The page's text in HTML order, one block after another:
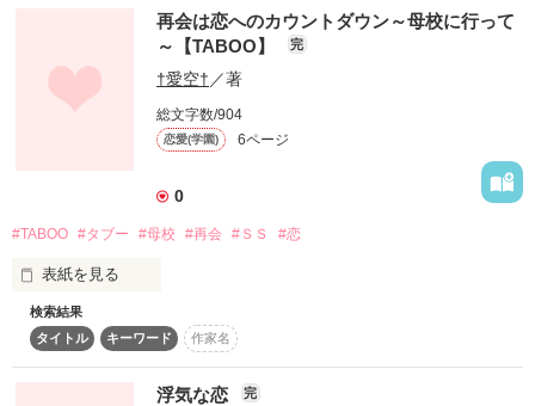
作品を読む
「タブー～秘密の恋～」参加作品
テーマは
「彼氏がいるのに母校に行って…」
で書かせて頂きました
彼氏がいるのに母校に行って…
作品を読む
再会は恋へのカウントダウン～母校に行って
～【TABOO】
完
†愛空† ／著
総文字数/904
恋愛(学園) 6ページ
0
#TABOO #タブー #母校 #再会 #ＳＳ #恋
表紙を見る
BeeTV×Berry's Cafe 短編コンテスト企画第2弾
「タブー～秘密の恋～」
検索結果
タイトル
キーワード 作家名
浮気な恋 完